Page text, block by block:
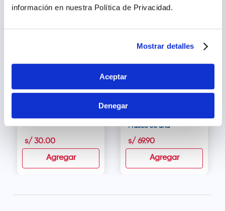
información en nuestra Política de Privacidad.
Mostrar detalles
Aceptar
Denegar
lactancia o si se está bajo tratamiento médico.
Caja 30 und
s/ 30.00
Agregar
Cápsulas Blandas -
Frasco 60 und
s/ 69.90
Agregar